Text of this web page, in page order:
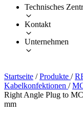
Technisches
Kontakt
Unternehmen
Startseite / Produkte /
Kabelkonfektionen /
Right Angle Plug to
mm